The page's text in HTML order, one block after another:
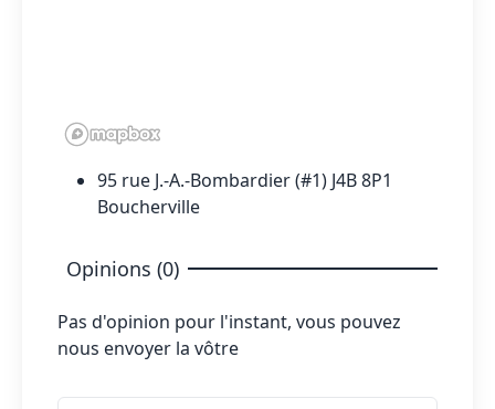
95 rue J.-A.-Bombardier (#1) J4B 8P1
Boucherville
Opinions (0)
Pas d'opinion pour l'instant, vous pouvez
nous envoyer la vôtre